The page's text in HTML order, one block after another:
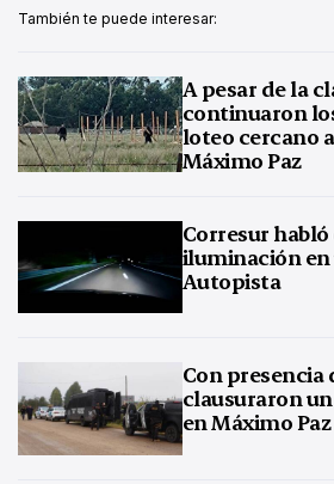
También te puede interesar:
A pesar de la
continuaron
loteo cercano
Máximo Paz
Corresur
iluminación
Autopista
Con presencia
clausuraron
en Máximo Paz